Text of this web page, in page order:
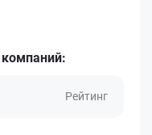
компаний:
Рейтинг